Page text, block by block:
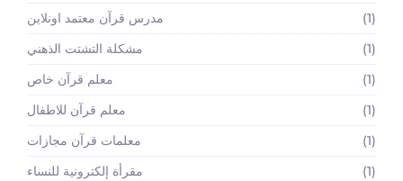
مدرس قرآن معتمد اونلاين
(1)
مشكلة التشتت الذهني
(1)
معلم قرآن خاص
(1)
معلم قرآن للاطفال
(1)
معلمات قرآن مجازات
(1)
مقرأة إلكترونية للنساء
(1)